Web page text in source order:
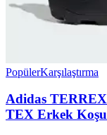
PopülerKarşılaştırma
Adidas
TEX Erkek Koşu